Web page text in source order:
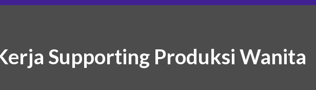
Supporting Produksi Wanita